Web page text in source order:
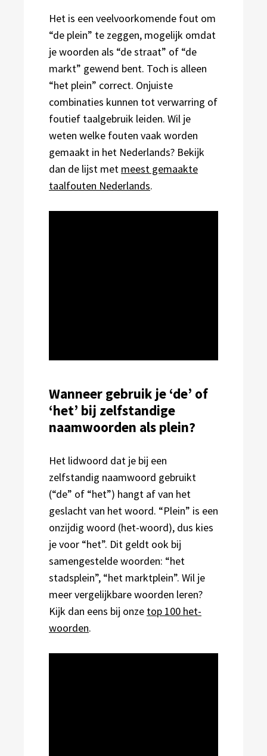
Het is een veelvoorkomende fout om
“de plein” te zeggen, mogelijk omdat
je woorden als “de straat” of “de
markt” gewend bent. Toch is alleen
“het plein” correct. Onjuiste
combinaties kunnen tot verwarring of
foutief taalgebruik leiden. Wil je
weten welke fouten vaak worden
gemaakt in het Nederlands? Bekijk
dan de lijst met meest gemaakte
taalfouten Nederlands.
Wanneer gebruik je ‘de’ of
‘het’ bij zelfstandige
naamwoorden als plein?
Het lidwoord dat je bij een
zelfstandig naamwoord gebruikt
(“de” of “het”) hangt af van het
geslacht van het woord. “Plein” is een
onzijdig woord (het-woord), dus kies
je voor “het”. Dit geldt ook bij
samengestelde woorden: “het
stadsplein”, “het marktplein”. Wil je
meer vergelijkbare woorden leren?
Kijk dan eens bij onze top 100 het-
woorden.